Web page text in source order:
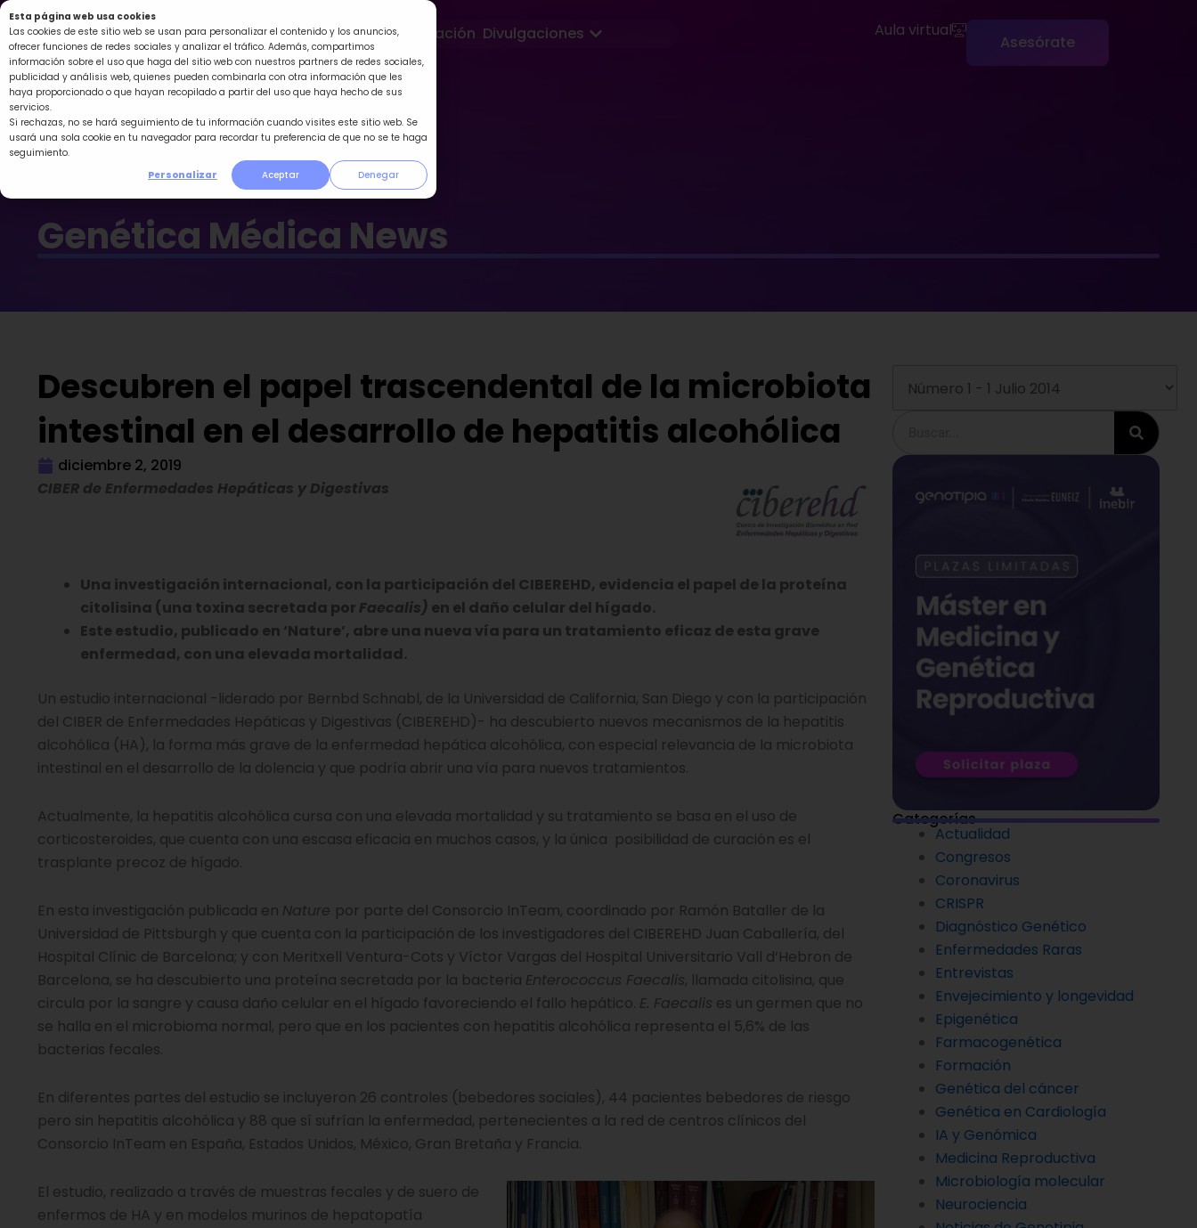
Esta página web usa cookies
Las cookies de este sitio web se usan para personalizar el contenido y los anuncios,
ofrecer funciones de redes sociales y analizar el tráfico. Además, compartimos
información sobre el uso que haga del sitio web con nuestros partners de redes sociales,
publicidad y análisis web, quienes pueden combinarla con otra información que les
haya proporcionado o que hayan recopilado a partir del uso que haya hecho de sus
servicios.
Si rechazas, no se hará seguimiento de tu información cuando visites este sitio web. Se
usará una sola cookie en tu navegador para recordar tu preferencia de que no se te haga
seguimiento.
Personalizar
Aceptar Denegar
Ir
al
contenido
Formación Divulgaciones Abrir Divulgaciones Aula virtual
Asesórate
Genética Médica News
Descubren el papel trascendental de la microbiota
intestinal en el desarrollo de hepatitis alcohólica
diciembre 2, 2019
CIBER de Enfermedades Hepáticas y Digestivas
Una investigación internacional, con la participación del CIBEREHD, evidencia el papel de la proteína
citolisina (una toxina secretada por Faecalis) en el daño celular del hígado.
Este estudio, publicado en ‘Nature’, abre una nueva vía para un tratamiento eficaz de esta grave
enfermedad, con una elevada mortalidad.
Un estudio internacional -liderado por Bernbd Schnabl, de la Universidad de California, San Diego y con la participación
del CIBER de Enfermedades Hepáticas y Digestivas (CIBEREHD)- ha descubierto nuevos mecanismos de la hepatitis
alcohólica (HA), la forma más grave de la enfermedad hepática alcohólica, con especial relevancia de la microbiota
intestinal en el desarrollo de la dolencia y que podría abrir una vía para nuevos tratamientos.
Actualmente, la hepatitis alcohólica cursa con una elevada mortalidad y su tratamiento se basa en el uso de
corticosteroides, que cuenta con una escasa eficacia en muchos casos, y la única posibilidad de curación es el
trasplante precoz de hígado.
En esta investigación publicada en Nature por parte del Consorcio InTeam, coordinado por Ramón Bataller de la
Universidad de Pittsburgh y que cuenta con la participación de los investigadores del CIBEREHD Juan Caballería, del
Hospital Clínic de Barcelona; y con Meritxell Ventura-Cots y Víctor Vargas del Hospital Universitario Vall d’Hebron de
Barcelona, se ha descubierto una proteína secretada por la bacteria Enterococcus Faecalis, llamada citolisina, que
circula por la sangre y causa daño celular en el hígado favoreciendo el fallo hepático. E. Faecalis es un germen que no
se halla en el microbioma normal, pero que en los pacientes con hepatitis alcohólica representa el 5,6% de las
bacterias fecales.
En diferentes partes del estudio se incluyeron 26 controles (bebedores sociales), 44 pacientes bebedores de riesgo
pero sin hepatitis alcohólica y 88 que sí sufrían la enfermedad, pertenecientes a la red de centros clínicos del
Consorcio InTeam en España, Estados Unidos, México, Gran Bretaña y Francia.
El estudio, realizado a través de muestras fecales y de suero de
enfermos de HA y en modelos murinos de hepatopatía
Categorías
Actualidad
Congresos
Coronavirus
CRISPR
Diagnóstico Genético
Enfermedades Raras
Entrevistas
Envejecimiento y longevidad
Epigenética
Farmacogenética
Formación
Genética del cáncer
Genética en Cardiología
IA y Genómica
Medicina Reproductiva
Microbiología molecular
Neurociencia